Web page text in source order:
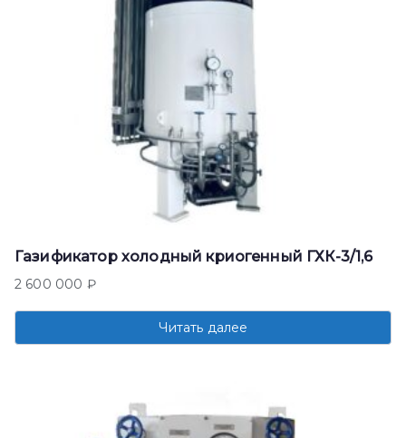
Газификатор холодный криогенный ГХК-3/1,6
2 600 000 ₽
Читать далее